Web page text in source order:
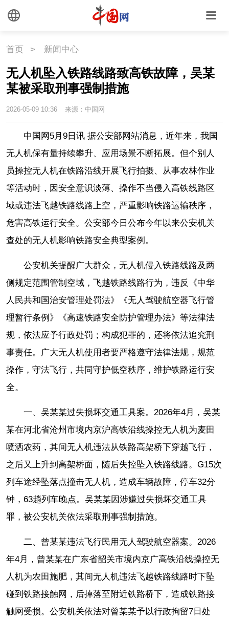
首页 > 新闻中心
无人机坠入铁路线路致高铁故障，吴某
某被采取刑事强制措施
2026-05-09 10:36 来源：中国网
中国网5月9日讯 据公安部网站消息，近年来，我国
无人机保有量持续攀升、应用场景不断拓展。但个别人
员操控无人机在铁路沿线开展飞行拍摄、从事农林作业
等活动时，因安全意识淡薄、操作不当侵入高铁线路区
域或违法飞越铁路线路上空，严重影响铁路运输秩序，
危害高铁运行安全。公安部今日公布今年以来公安机关
查处的无人机影响铁路安全典型案例。
公安机关提醒广大群众，无人机侵入铁路线路及两
侧规定范围管制空域，飞越铁路线路行为，违反《中华
人民共和国治安管理处罚法》《无人驾驶航空器飞行管
理暂行条例》《高速铁路安全防护管理办法》等法律法
规，依法应予行政处罚；构成犯罪的，还将依法追究刑
事责任。广大无人机使用者要严格遵守法律法规，规范
操作，守法飞行，共同守护低空秩序，维护铁路运行安
全。
一、吴某某过失损坏交通工具案。2026年4月，吴某
某在河北省沧州市境内京沪高铁沿线操控无人机为麦田
喷洒农药，其间无人机违法从铁路高架桥下穿越飞行，
之后又上升到高架桥面，随后失控坠入铁路线路。G15次
列车途经坠落点撞击无人机，造成车辆故障，停车32分
钟，63趟列车晚点。吴某某因涉嫌过失损坏交通工具
罪，被公安机关依法采取刑事强制措施。
二、曾某某违法飞行民用无人驾驶航空器案。2026
年4月，曾某某在广东省韶关市境内京广高铁沿线操控无
人机为农田施肥，其间无人机违法飞越铁路线路时下坠
碰到铁路接触网，后掉落至附近铁路桥下，造成铁路接
触网受损。公安机关依法对曾某某予以行政拘留7日处